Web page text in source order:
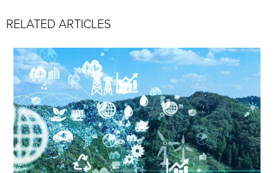
RELATED ARTICLES